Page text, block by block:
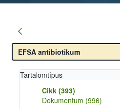
Tartalomtípus
Cikk (393)
Dokumentum (996)